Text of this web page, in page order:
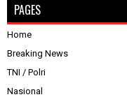
PAGES
Home
Breaking News
TNI / Polri
Nasional